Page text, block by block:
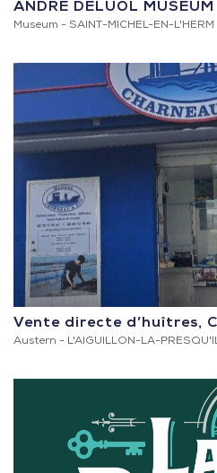
ANDRÉ DELUOL MUSEUM
Museum - SAINT-MICHEL-EN-L'HERM
Vente directe d’huîtres,
Austern - L'AIGUILLON-LA-